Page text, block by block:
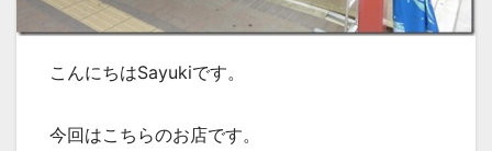
こんにちはSayukiです。
今回はこちらのお店です。